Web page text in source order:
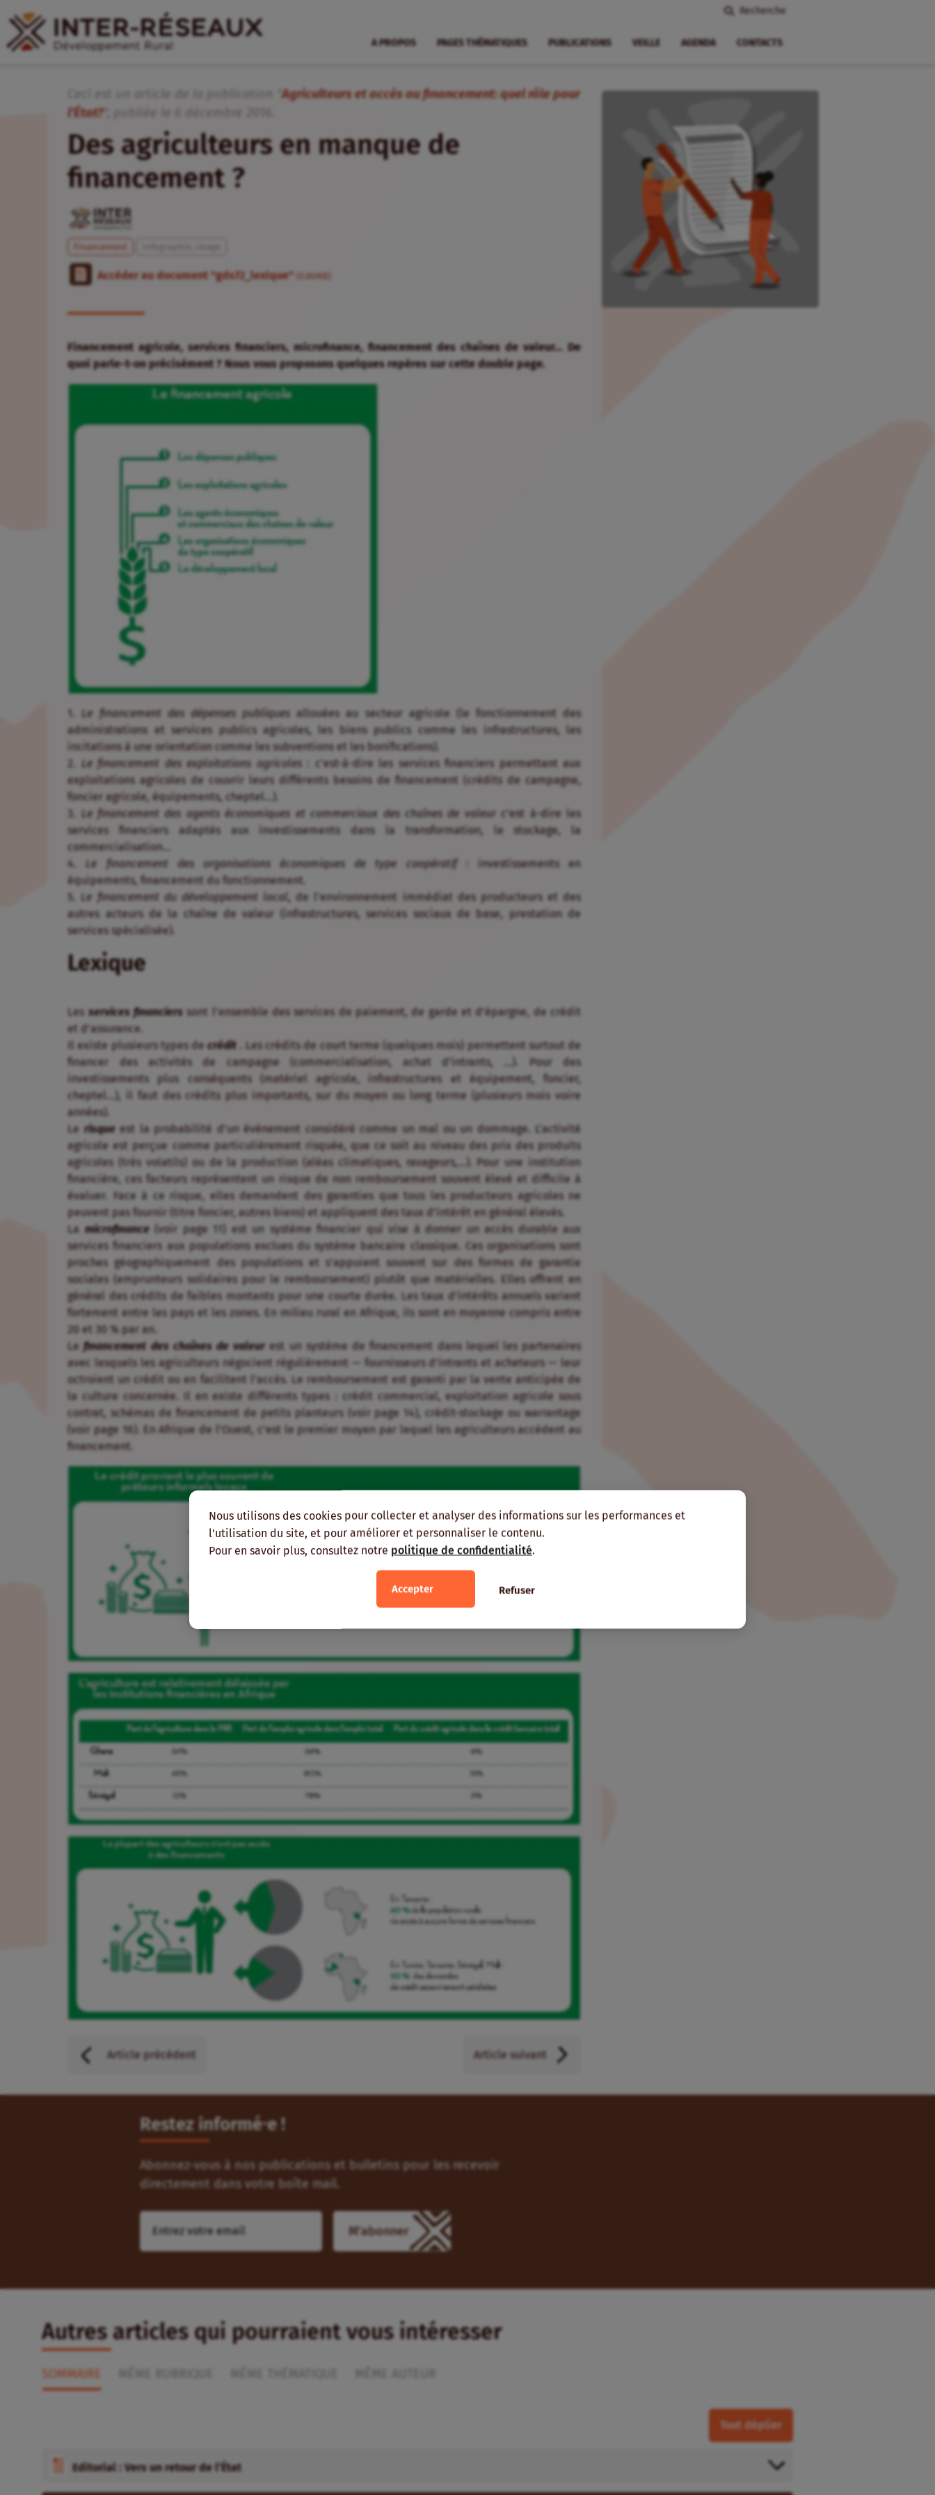
Nous utilisons des cookies pour collecter et analyser des informations sur les performances et
l'utilisation du site, et pour améliorer et personnaliser le contenu.
Pour en savoir plus, consultez notre politique de confidentialité.
Accepter Refuser
Recherche
A PROPOS PAGES THÉMATIQUES PUBLICATIONS VEILLE AGENDA CONTACTS
Ceci est un article de la publication "Agriculteurs et accès au financement: quel rôle pour
l’État?", publiée
Des agriculteurs en manque de
financement ?
Financement
Accéder au document "gds72_lexique" (0.86MB)
Financement agricole, services financiers, microfinance, financement des chaînes de valeur… De
quoi parle-t-on précisément ? Nous vous proposons quelques repères sur cette double page.
1. Le financement des dépenses publiques allouées au secteur agricole (le fonctionnement des
administrations et services publics agricoles, les biens publics comme les infrastructures, les
incitations à une orientation comme les subventions et les bonifications).
2. Le financement des exploitations agricoles: c’est-à-dire les services financiers permettant aux
exploitations agricoles de couvrir leurs différents besoins de financement (crédits de campagne,
foncier agricole, équipements, cheptel…).
3. Le financement des agents économiques et commerciaux des chaînes de valeur c’est à-dire les
services financiers adaptés aux investissements dans la transformation, le stockage, la
commercialisation…
4. Le financement des organisations économiques de type coopératif: investissements en
équipements, financement du fonctionnement.
5. Le financement du développement local
, de l’environnement immédiat des producteurs et des
autres acteurs de la chaîne de valeur (infrastructures, services sociaux de base, prestation de
services spécialisée).
Lexique
Les services financiers sont l’ensemble des services de paiement, de garde et d’épargne, de crédit
et d’assurance.
Il existe plusieurs types decrédit
. Les crédits de court terme (quelques mois) permettent surtout de
financer des activités de campagne (commercialisation, achat d’intrants, …). Pour des
investissements plus conséquents (matériel agricole, infrastructures et équipement, foncier,
cheptel…), il faut des crédits plus importants, sur du moyen ou long terme (plusieurs mois voire
années).
Lerisque est la probabilité d’un événement considéré comme un mal ou un dommage. L’activité
agricole est perçue comme particulièrement risquée, que ce soit au niveau des prix des produits
agricoles (très volatils) ou de la production (aléas climatiques, ravageurs,…). Pour une institution
financière, ces facteurs représentent un risque de non remboursement souvent élevé et difficile à
évaluer. Face à ce risque, elles demandent des garanties que tous les producteurs agricoles ne
peuvent pas fournir (titre foncier, autres biens) et appliquent des taux d’intérêt en général élevés.
Lamicrofinance
(voir page 11) est un système financier qui vise à donner un accès durable aux
services financiers aux populations exclues du système bancaire classique. Ces organisations sont
proches géographiquement des populations et s’appuient souvent sur des formes de garantie
sociales (emprunteurs solidaires pour le remboursement) plutôt que matérielles. Elles offrent en
général des crédits de faibles montants pour une courte durée. Les taux d’intérêts annuels varient
fortement entre les pays et les zones. En milieu rural en Afrique, ils sont en moyenne compris entre
20 et 30 % par an.
Lefinancement des chaînes de valeur est un système de financement dans lequel les partenaires
avec lesquels les agriculteurs négocient régulièrement — fournisseurs d’intrants et acheteurs — leur
octroient un crédit ou en facilitent l’accès. Le remboursement est garanti par la vente anticipée de
la culture concernée. Il en existe différents types : crédit commercial, exploitation agricole sous
contrat, schémas de financement de petits planteurs (voir page 14), crédit-stockage ou warrantage
(voir page 16). En Afrique de l’Ouest, c’est le premier moyen par lequel les agriculteurs accèdent au
financement.
Article précédent Article suivant
Restez informé⸱e !
Abonnez-vous à nos publications et bulletins pour les recevoir
directement dans votre boîte mail.
Autres articles qui pourraient vous intéresser
SOMMAIRE
Tout déplier
Editorial : Vers un retour de l’État